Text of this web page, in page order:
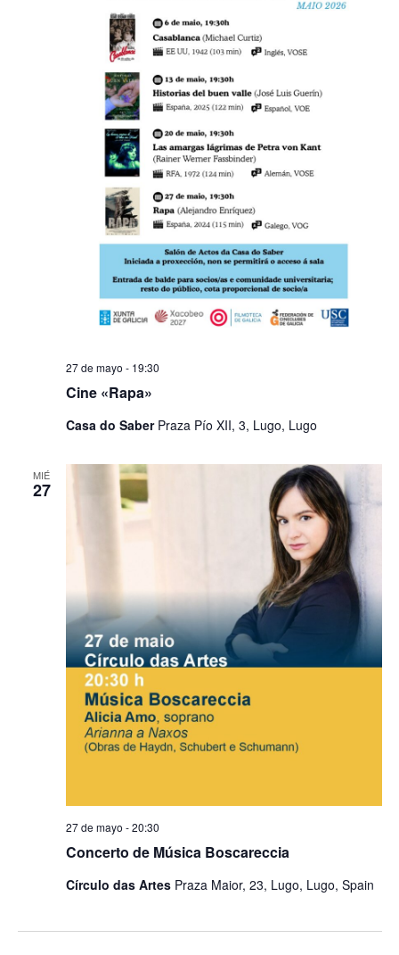
Cine «Rapa»
27 de mayo - 19:30
Casa do Saber Praza Pío XII, 3, Lugo, Lugo
MIÉ
27
Concerto de Música Boscareccia
27 de mayo - 20:30
Círculo das Artes Praza Maior, 23, Lugo, Lugo, Spain